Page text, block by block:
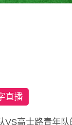
直播
VS高士路青年